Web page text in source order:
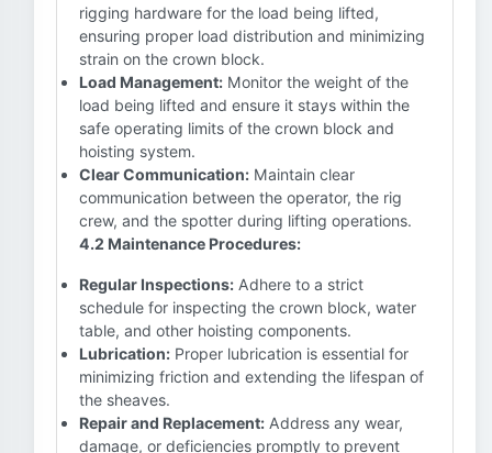
rigging hardware for the load being lifted,
ensuring proper load distribution and minimizing
strain on the crown block.
Load Management: Monitor the weight of the
load being lifted and ensure it stays within the
safe operating limits of the crown block and
hoisting system.
Clear Communication: Maintain clear
communication between the operator, the rig
crew, and the spotter during lifting operations.
4.2 Maintenance Procedures:
Regular Inspections: Adhere to a strict
schedule for inspecting the crown block, water
table, and other hoisting components.
Lubrication: Proper lubrication is essential for
minimizing friction and extending the lifespan of
the sheaves.
Repair and Replacement: Address any wear,
damage, or deficiencies promptly to prevent